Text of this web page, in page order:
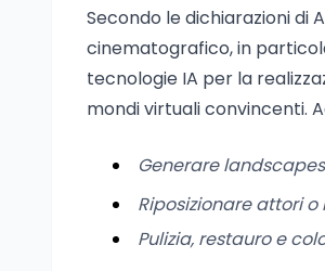
Secondo le dichiarazioni di
cinematografico, in
tecnologie IA per la
mondi virtuali convincenti.
Generare
Riposizionare attori
Pulizia, restauro e